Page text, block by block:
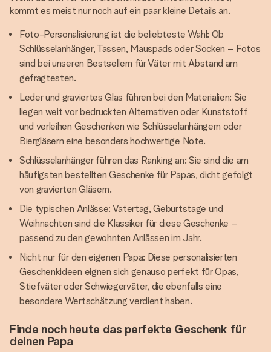
kommt es meist nur noch auf ein paar kleine Details an.
Foto-Personalisierung ist die beliebteste Wahl: Ob
Schlüsselanhänger, Tassen, Mauspads oder Socken – Fotos
sind bei unseren Bestsellern für Väter mit Abstand am
gefragtesten.
Leder und graviertes Glas führen bei den Materialien: Sie
liegen weit vor bedruckten Alternativen oder Kunststoff
und verleihen Geschenken wie Schlüsselanhängern oder
Biergläsern eine besonders hochwertige Note.
Schlüsselanhänger führen das Ranking an: Sie sind die am
häufigsten bestellten Geschenke für Papas, dicht gefolgt
von gravierten Gläsern.
Die typischen Anlässe: Vatertag, Geburtstage und
Weihnachten sind die Klassiker für diese Geschenke –
passend zu den gewohnten Anlässen im Jahr.
Nicht nur für den eigenen Papa: Diese personalisierten
Geschenkideen eignen sich genauso perfekt für Opas,
Stiefväter oder Schwiegerväter, die ebenfalls eine
besondere Wertschätzung verdient haben.
Finde noch heute das perfekte Geschenk für
deinen Papa